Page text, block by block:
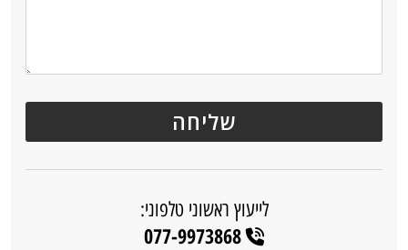
לייעוץ ראשוני טלפוני:
077-9973868